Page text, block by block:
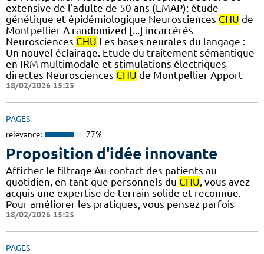
extensive de l'adulte de 50 ans (EMAP): étude
génétique et épidémiologique Neurosciences CHU de
Montpellier A randomized [...] incarcérés
Neurosciences CHU Les bases neurales du langage :
Un nouvel éclairage. Etude du traitement sémantique
en IRM multimodale et stimulations électriques
directes Neurosciences CHU de Montpellier Apport
18/02/2026 15:25
PAGES
relevance: 77%
Proposition d'idée innovante
Afficher le filtrage Au contact des patients au
quotidien, en tant que personnels du CHU, vous avez
acquis une expertise de terrain solide et reconnue.
Pour améliorer les pratiques, vous pensez parfois
18/02/2026 15:25
PAGES